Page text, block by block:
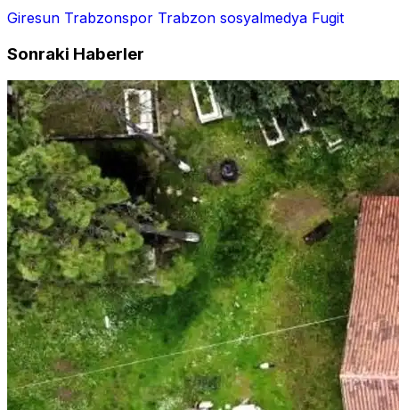
Giresun Trabzonspor Trabzon sosyalmedya Fugit
Sonraki Haberler